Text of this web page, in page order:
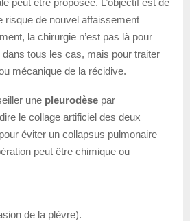
risque de nouvel affaissement
la chirurgie n’est pas là pour
tous les cas, mais pour traiter
mécanique de la récidive.
une pleurodèse par
le collage artificiel des deux
éviter un collapsus pulmonaire
peut être chimique ou
de la plèvre).